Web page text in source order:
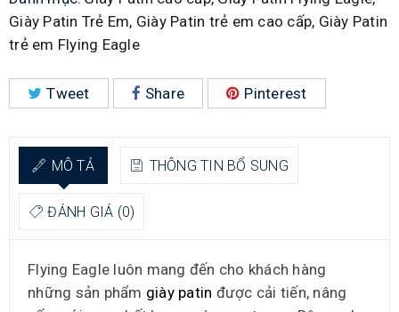
Giày Patin Trẻ Em, Giày Patin trẻ em cao cấp, Giày Patin
trẻ em Flying Eagle
Tweet Share Pinterest
MÔ TẢ THÔNG TIN BỔ SUNG
ĐÁNH GIÁ (0)
Flying Eagle luôn mang đến cho khách hàng
những sản phẩm giày patin được cải tiến, nâng